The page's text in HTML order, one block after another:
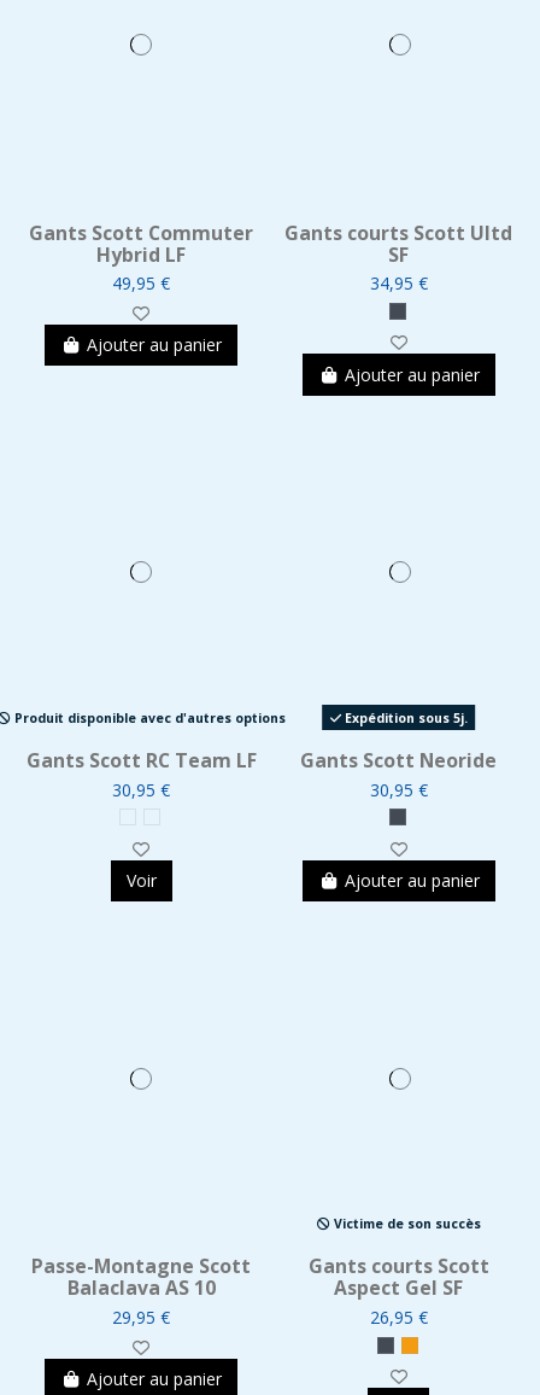
Gants Scott Commuter
Hybrid LF
49,95 €
Ajouter au panier
Gants courts Scott Ultd
SF
34,95 €
Ajouter au panier
Produit disponible avec d'autres options
Gants Scott RC Team LF
30,95 €
Voir
Expédition sous 5j.
Gants Scott Neoride
30,95 €
Ajouter au panier
Passe-Montagne Scott
Balaclava AS 10
29,95 €
Ajouter au panier
Victime de son succès
Gants courts Scott
Aspect Gel SF
26,95 €